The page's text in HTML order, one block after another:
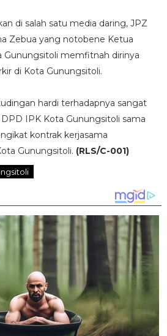
di salah satu media daring, JPZ
Zebua yang notobene Ketua
Gunungsitoli memfitnah dirinya
di Kota Gunungsitoli.
hardi terhadapnya sangat
IPK Kota Gunungsitoli sama
kontrak kerjasama
Gunungsitoli. (RLS/C-001)